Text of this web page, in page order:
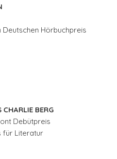
Hörbuchpreis
CHARLIE BERG
Debütpreis
für Literatur